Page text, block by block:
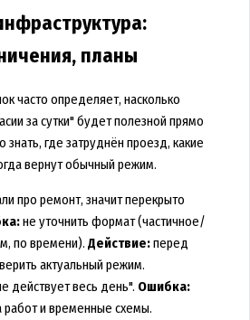
планы
часто определяет, насколько
за сутки" будет полезной прямо
где затруднён проезд, какие
вернут обычный режим.
про ремонт, значит перекрыто
не уточнить формат (частичное/
по времени). Действие:перед
актуальный режим.
действует весь день". Ошибка:
работ и временные схемы.